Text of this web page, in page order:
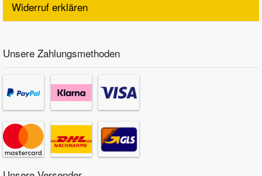
Widerruf erklären
Unsere Zahlungsmethoden